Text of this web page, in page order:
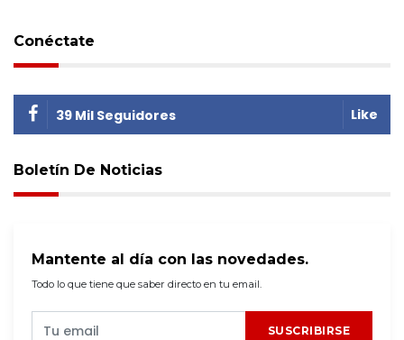
Conéctate
39 Mil Seguidores Like
Boletín De Noticias
Mantente al día con las novedades.
Todo lo que tiene que saber directo en tu email.
SUSCRIBIRSE